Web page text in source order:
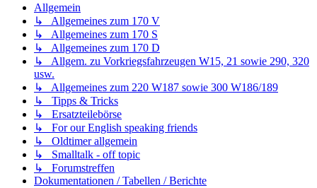
Allgemein
↳ Allgemeines zum 170 V
↳ Allgemeines zum 170 S
↳ Allgemeines zum 170 D
↳ Allgem. zu Vorkriegsfahrzeugen W15, 21 sowie 290, 320
usw.
↳ Allgemeines zum 220 W187 sowie 300 W186/189
↳ Tipps & Tricks
↳ Ersatzteilebörse
↳ For our English speaking friends
↳ Oldtimer allgemein
↳ Smalltalk - off topic
↳ Forumstreffen
Dokumentationen / Tabellen / Berichte